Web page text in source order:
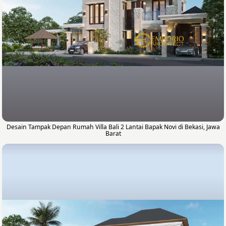
Desain Tampak Depan Rumah Villa Bali 2 Lantai Bapak Novi di Bekasi, Jawa
Barat